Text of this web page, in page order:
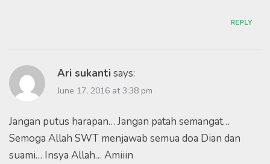
REPLY
Ari sukantisays:
June 17, 2016 at 3:38 pm
Jangan putus harapan… Jangan patah semangat…
Semoga Allah SWT menjawab semua doa Dian dan
suami… Insya Allah… Amiiin